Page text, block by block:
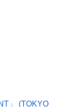
」 (TOKYO